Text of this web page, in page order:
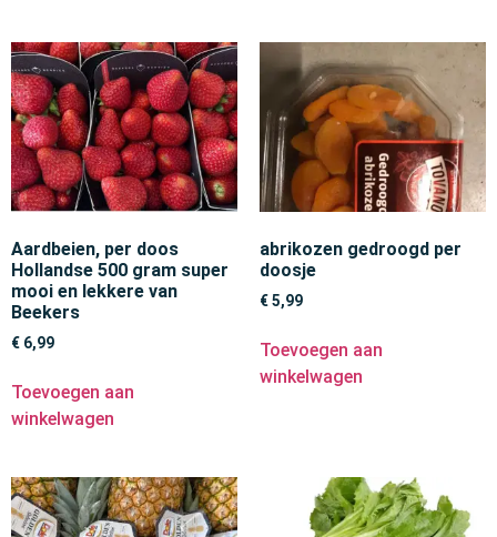
Aardbeien, per doos
Hollandse 500 gram super
mooi en lekkere van
Beekers
€ 6,99
Toevoegen aan
winkelwagen
abrikozen gedroogd per
doosje
€5,99
Toevoegen aan
winkelwagen